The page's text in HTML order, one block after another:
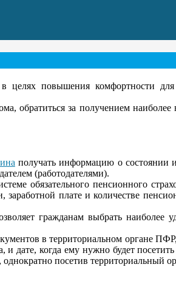
повышения комфортности
обратиться за получением
получать информацию о состоянии
(работодателями).
обязательного пенсионного
плате и количестве
гражданам выбрать наиболее
в территориальном органе
дате, когда ему нужно будет
однократно посетив